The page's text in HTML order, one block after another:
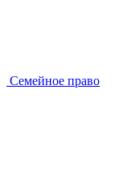
Семейное право